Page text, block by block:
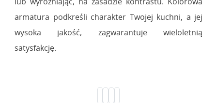
armatura podkreśli charakter Twojej kuchni, a jej
wysoka jakość, zagwarantuje wieloletnią
satysfakcję.